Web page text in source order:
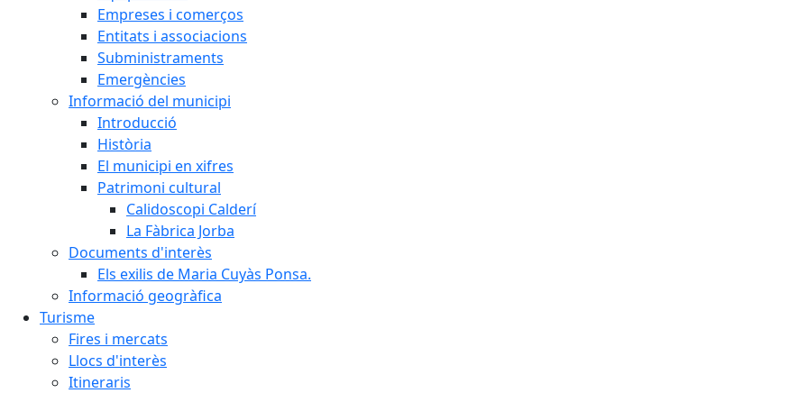
Empreses i comerços
Entitats i associacions
Subministraments
Emergències
Informació del municipi
Introducció
Història
El municipi en xifres
Patrimoni cultural
Calidoscopi Calderí
La Fàbrica Jorba
Documents d'interès
Els exilis de Maria Cuyàs Ponsa.
Informació geogràfica
Turisme
Fires i mercats
Llocs d'interès
Itineraris